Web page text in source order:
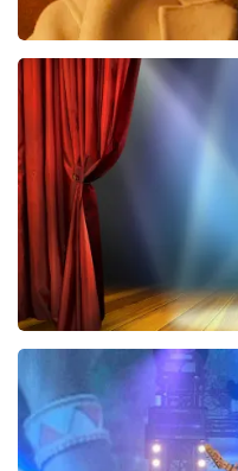
Teddy Swims
831 laatste 30 minuten
BESTEL NU
40 45 De Musical
450laatste 30 minuten
BESTEL NU